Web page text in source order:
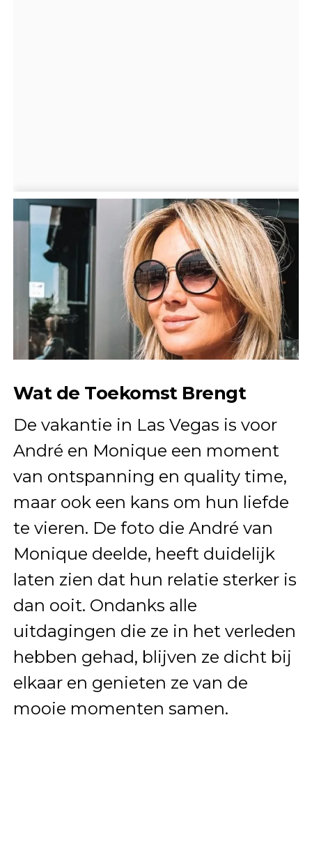
Wat de Toekomst Brengt
De vakantie in Las Vegas is voor
André en Monique een moment
van ontspanning en quality time,
maar ook een kans om hun liefde
te vieren. De foto die André van
Monique deelde, heeft duidelijk
laten zien dat hun relatie sterker is
dan ooit. Ondanks alle
uitdagingen die ze in het verleden
hebben gehad, blijven ze dicht bij
elkaar en genieten ze van de
mooie momenten samen.